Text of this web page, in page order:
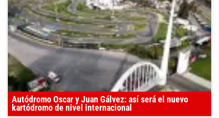
Autódromo Oscar y Juan Gálvez: así será el nuevo
kartódromo de nivel internacional